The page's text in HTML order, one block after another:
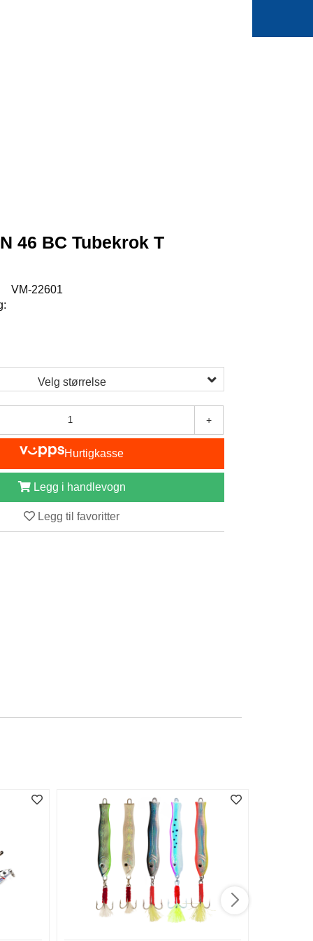
46 BC Tubekrok T
VM-22601
Velg størrelse
+
Hurtigkasse
Legg i handlevogn
Legg til favoritter